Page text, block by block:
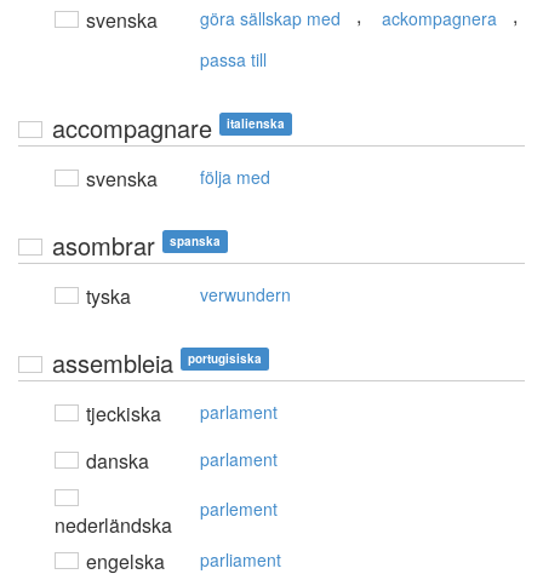
svenska göra sällskap med , ackompagnera ,
passa till
accompagnare italienska
svenska följa med
asombrar spanska
tyska verwundern
assembleia portugisiska
tjeckiska parlament
danska parlament
nederländska
parlement
engelska parliament